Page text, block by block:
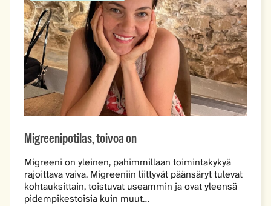
Migreenipotilas, toivoa on
Migreeni on yleinen, pahimmillaan toimintakykyä
rajoittava vaiva. Migreeniin liittyvät päänsäryt tulevat
kohtauksittain, toistuvat useammin ja ovat yleensä
pidempikestoisia kuin muut…